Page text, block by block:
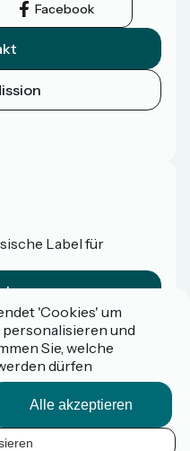
Facebook
Label für
France
'Cookies' um
und
Sie, welche
dürfen
Alle akzeptieren